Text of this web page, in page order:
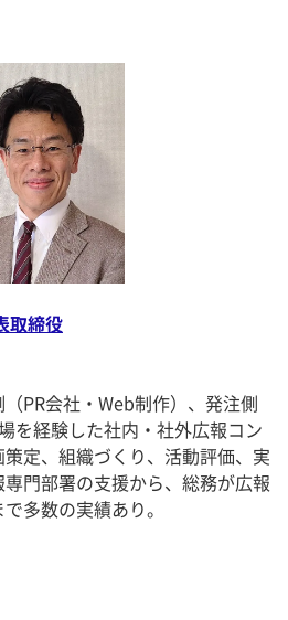
取締役
PR会社・Web制作）、発注側
を経験した社内・社外広報コン
定、組織づくり、活動評価、実
門部署の支援から、総務が広報
多数の実績あり。